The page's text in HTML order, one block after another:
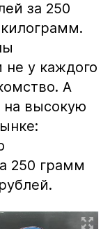
за 250
у каждого
А
на высокую
250 грамм